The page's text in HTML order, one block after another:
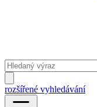
rozšířené vyhledávání